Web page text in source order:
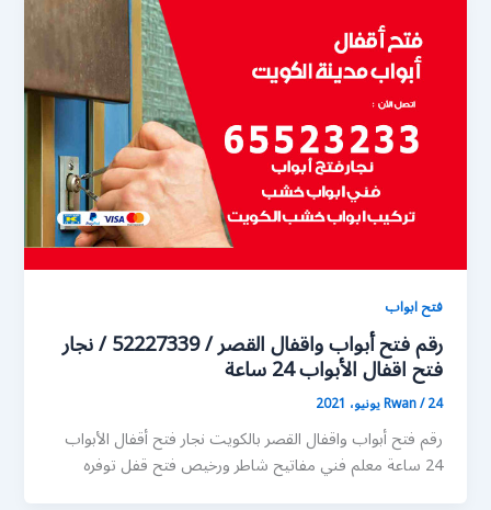
فتح ابواب
رقم فتح أبواب واقفال القصر / 52227339 / نجار
فتح اقفال الأبواب 24 ساعة
Rwan/24 يونيو، 2021
رقم فتح أبواب واقفال القصر بالكويت نجار فتح أقفال الأبواب
24 ساعة معلم فني مفاتيح شاطر ورخيص فتح قفل توفره